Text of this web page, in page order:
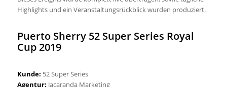
Highlights und ein Veranstaltungsrückblick wurden produziert.
Puerto Sherry 52 Super Series Royal
Cup 2019
Kunde: 52 Super Series
Agentur: Jacaranda Marketing